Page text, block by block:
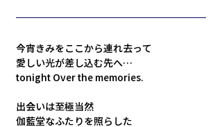
今宵きみをここから連れ去って
愛しい光が差し込む先へ…
tonight Over the memories.
出会いは至極当然
伽藍堂なふたりを照らした